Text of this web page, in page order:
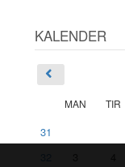
KALENDER
MAN TIR
31